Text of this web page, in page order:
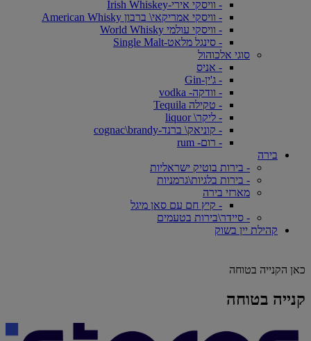
- וויסקי אירי-Irish Whiskey
- וויסקי אמריקאי\ ברבון American Whisky
- וויסקי עולמי World Whisky
- סינגל מלאט-Single Malt
סוגי אלכוהול
- אניס
- ג'ין-Gin
- וודקה- vodka
- טקילה Tequila
- ליקר\ liquor
- קוניאק\ ברנד-cognac\brandy
- רום- rum
בירה
- בירות בוטיק ישראליות
- בירות בלגיות\גרמניות
מארזי בירה
- קיץ חם עם סאן מיגל
- סיידר\בירות בטעמים
קהילת יין בשוק
כאן הקנייה בטוחה
קנייה בטוחה